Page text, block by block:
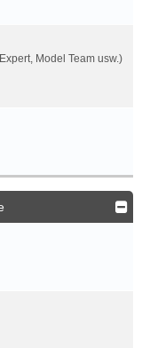
Model Team usw.)